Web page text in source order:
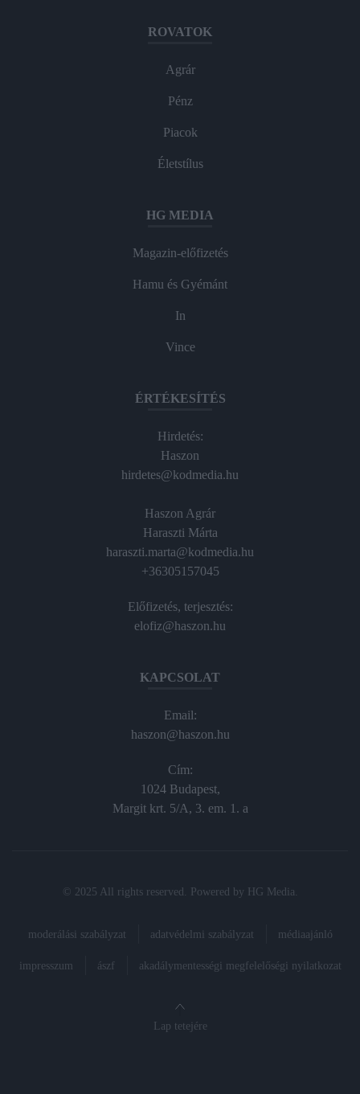
ROVATOK
Agrár
Pénz
Piacok
Életstílus
HG MEDIA
Magazin-előfizetés
Hamu és Gyémánt
In
Vince
ÉRTÉKESÍTÉS
Hirdetés:
Haszon
hirdetes@kodmedia.hu
Haszon Agrár
Haraszti Márta
haraszti.marta@kodmedia.hu
+36305157045
Előfizetés, terjesztés:
elofiz@haszon.hu
KAPCSOLAT
Email:
haszon@haszon.hu
Cím:
1024 Budapest,
Margit krt. 5/A, 3. em. 1. a
© 2025 All rights reserved. Powered by HG Media
moderálási szabályzat adatvédelmi szabályzat médiaajánló
impresszum ászf akadálymentességi megfelelőségi nyilatkozat
Lap tetejére